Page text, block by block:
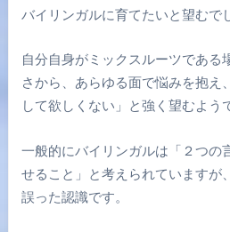
バイリンガルに育てたいと望むで
自分自身がミックスルーツである
さから、あらゆる面で悩みを抱え
して欲しくない」と強く望むよう
一般的にバイリンガルは「２つの
せること」と考えられていますが
誤った認識です。